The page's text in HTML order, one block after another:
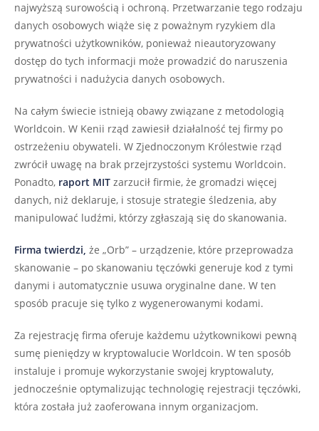
najwyższą surowością i ochroną. Przetwarzanie tego rodzaju
danych osobowych wiąże się z poważnym ryzykiem dla
prywatności użytkowników, ponieważ nieautoryzowany
dostęp do tych informacji może prowadzić do naruszenia
prywatności i nadużycia danych osobowych.
Na całym świecie istnieją obawy związane z metodologią
Worldcoin. W Kenii rząd zawiesił działalność tej firmy po
ostrzeżeniu obywateli. W Zjednoczonym Królestwie rząd
zwrócił uwagę na brak przejrzystości systemu Worldcoin.
Ponadto, raport MIT zarzucił firmie, że gromadzi więcej
danych, niż deklaruje, i stosuje strategie śledzenia, aby
manipulować ludźmi, którzy zgłaszają się do skanowania.
Firma twierdzi, że „Orb” – urządzenie, które przeprowadza
skanowanie – po skanowaniu tęczówki generuje kod z tymi
danymi i automatycznie usuwa oryginalne dane. W ten
sposób pracuje się tylko z wygenerowanymi kodami.
Za rejestrację firma oferuje każdemu użytkownikowi pewną
sumę pieniędzy w kryptowalucie Worldcoin. W ten sposób
instaluje i promuje wykorzystanie swojej kryptowaluty,
jednocześnie optymalizując technologię rejestracji tęczówki,
która została już zaoferowana innym organizacjom.